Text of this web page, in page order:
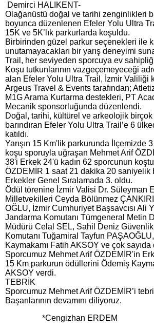
Demirci HALIKENT-
Olağanüstü doğal ve tarihi zenginlikleri
boyunca düzenlenen Efeler Yolu Ultra
15K ve 5K’lık parkurlarda koşuldu.
Birbirinden güzel parkur seçenekleri ile
unutamayacakları bir yarış deneyimi
Trail, her seviyeden sporcuya ev
Koşu tutkunlarının vazgeçemeyeceği
alan Efeler Yolu Ultra Trail, İzmir Valiliği
Argeus Travel & Events tarafından;
M1G Arama Kurtarma destekleri, PT
Mecanik sponsorluğunda düzenlendi.
Doğal, tarihi, kültürel ve arkeolojik
barındıran Efeler Yolu Ultra Trail’e 6
katıldı.
Yarışın 15 Km'lik parkurunda İlçemizde
koşu sporuyla uğraşan Mehmet Arif
38'i Erkek 24'ü kadın 62 sporcunun
ÖZDEMİR 1 saat 21 dakika 20 saniyelik
Erkekler Genel Sıralamada 3. oldu.
Ödül törenine İzmir Valisi Dr. Süleyman
Milletvekilleri Ceyda Bölünmez
OĞLU, İzmir Cumhuriyet Başsavcısı Ali
Jandarma Komutanı Tümgeneral Metin
Müdürü Celal SEL, Sahil Deniz
Komutanı Tuğamiral Tayfun
Kaymakamı Fatih AKSOY ve çok sayıda
Sporcumuz Mehmet Arif ÖZDEMİR'in
15 Km parkurun ödüllerini Ödemiş
AKSOY verdi.
TEBRİK
Sporcumuz Mehmet Arif ÖZDEMİR’i
Başarılarının devamını diliyoruz.
*Cengizhan ERDEM